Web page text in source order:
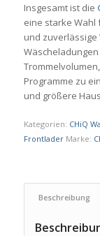
Insgesamt ist die
eine starke Wahl
und
Programme zu
und größere
Kategorien: CHiQ
Frontlader Marke:
Beschreibung